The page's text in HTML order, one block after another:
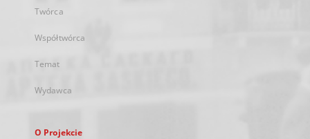
Twórca
Współtwórca
Temat
Wydawca
O Projekcie